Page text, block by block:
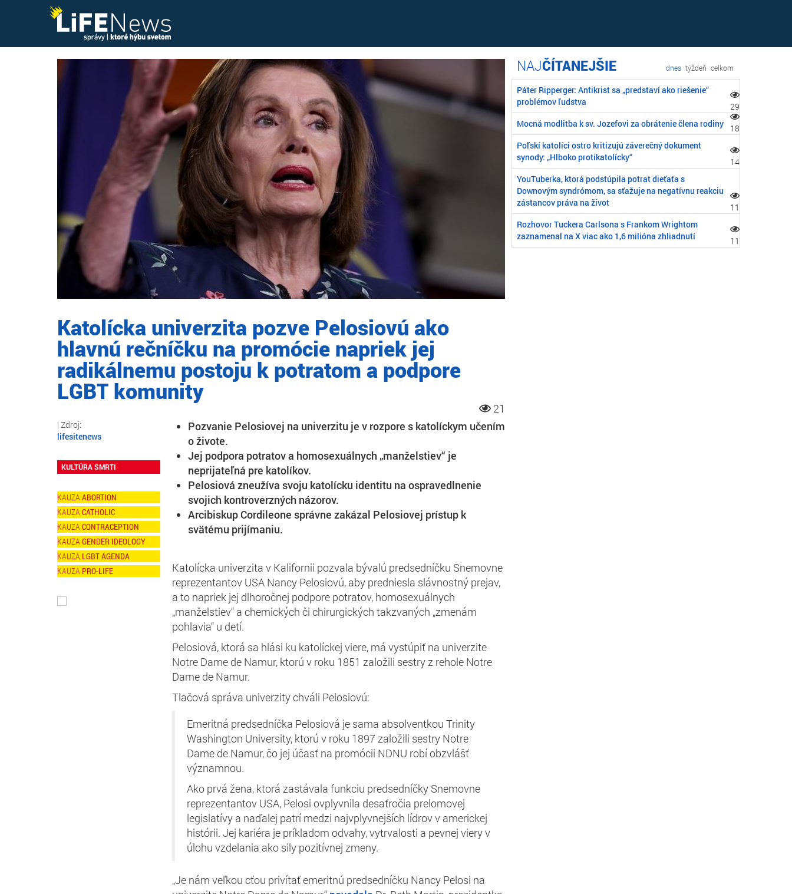
Katolícka univerzita pozve Pelosiovú ako
hlavnú rečníčku na promócie napriek jej
radikálnemu postoju k potratom a podpore
LGBT komunity
21
lifesitenews
KULTÚRA SMRTI
ABORTION
CATHOLIC
CONTRACEPTION
GENDER IDEOLOGY
LGBT AGENDA
PRO-LIFE
Pozvanie Pelosiovej na univerzitu je v rozpore s katolíckym učením
o živote.
Jej podpora potratov a homosexuálnych „manželstiev“ je
neprijateľná pre katolíkov.
Pelosiová zneužíva svoju katolícku identitu na ospravedlnenie
svojich kontroverzných názorov.
Arcibiskup Cordileone správne zakázal Pelosiovej prístup k
svätému prijímaniu.
Katolícka univerzita v Kalifornii pozvala bývalú predsedníčku Snemovne
reprezentantov USA Nancy Pelosiovú, aby predniesla slávnostný prejav,
a to napriek jej dlhoročnej podpore potratov, homosexuálnych
„manželstiev“ a chemických či chirurgických takzvaných „zmenám
pohlavia“ u detí.
Pelosiová, ktorá sa hlási ku katolíckej viere, má vystúpiť na univerzite
Notre Dame de Namur, ktorú v roku 1851 založili sestry z rehole Notre
Dame de Namur.
Tlačová správa univerzity chváli Pelosiovú:
Emeritná predsedníčka Pelosiová je sama absolventkou Trinity
Washington University, ktorú v roku 1897 založili sestry Notre
Dame de Namur, čo jej účasť na promócii NDNU robí obzvlášť
významnou.
Ako prvá žena, ktorá zastávala funkciu predsedníčky Snemovne
reprezentantov USA, Pelosi ovplyvnila desaťročia prelomovej
legislatívy a naďalej patrí medzi najvplyvnejších lídrov v americkej
histórii. Jej kariéra je príkladom odvahy, vytrvalosti a pevnej viery v
úlohu vzdelania ako sily pozitívnej zmeny.
„Je nám veľkou cťou privítať emeritnú predsedníčku Nancy Pelosi na
ČÍTANEJŠIE dnes týždeň celkom
Páter Ripperger: Antikrist sa „predstaví ako riešenie“
problémov ľudstva
29
Mocná modlitba k sv. Jozefovi za obrátenie člena rodiny
18
Poľskí katolíci ostro kritizujú záverečný dokument
synody: „Hlboko protikatolícky“
14
YouTuberka, ktorá podstúpila potrat dieťaťa s
Downovým syndrómom, sa sťažuje na negatívnu reakciu
zástancov práva na život
11
Rozhovor Tuckera Carlsona s Frankom Wrightom
zaznamenal na X viac ako 1,6 milióna zhliadnutí
11